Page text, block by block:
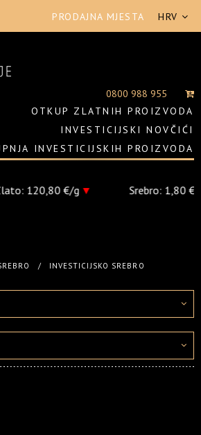
PRODAJNA MJESTA HRV
0800 988 955
OTKUP ZLATNIH PROIZVODA
INVESTICIJSKI NOVČIĆI
INVESTICIJSKIH PROIZVODA
120,80 €/g▼ Srebro:1,80 €/g
/ INVESTICIJSKO SREBRO